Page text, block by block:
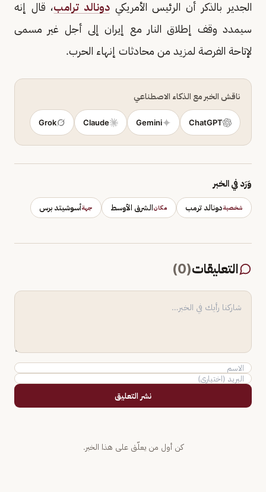
الجدير بالذكر أن الرئيس الأمريكيدونالد ترامب، قال إنه
سيمدد وقف إطلاق النار مع إيران إلى أجل غير مسمى
لإتاحة الفرصة لمزيد من محادثات إنهاء الحرب.
ناقش الخبر مع الذكاء الاصطناعي
ChatGPT
Gemini
Claude
Grok
وَرَد في الخبر
شخصيةدونالد ترمب مكانالشرق الأوسط جهةأسوشيتد برس
التعليقات(
0
)
نشر التعليق
كن أول من يعلّق على هذا الخبر.